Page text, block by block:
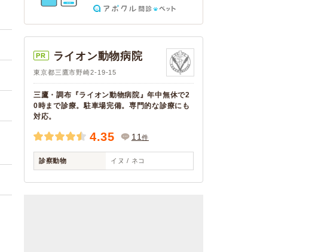
PR ライオン動物病院
東京都三鷹市野崎2-19-15
三鷹・調布『ライオン動物病院』年中無休で2
0時まで診療。駐車場完備。専門的な診療にも
対応。
4.35 11件
診察動物 イヌ / ネコ